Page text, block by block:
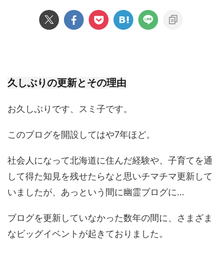
久しぶりの更新とその理由
お久しぶりです、スミ子です。
このブログを開設してはや7年ほど。
社会人になって北海道に住んだ経験や、子育てを通
して得た知見を残せたらなと思いチマチマ更新して
いましたが、あっという間に幽霊ブログに…
ブログを更新していなかった数年の間に、さまざま
なビッグイベントが起きておりました。